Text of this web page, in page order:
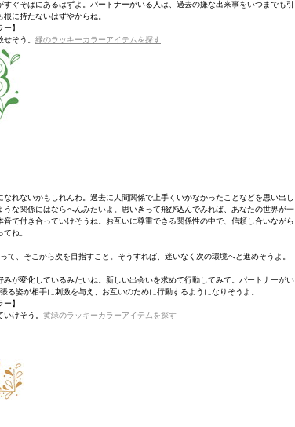
ぐそばにあるはずよ。パートナーがいる人は、過去の嫌な出来事をいつまでも引
に持たないはずやからね。
ー】
そう。 緑のラッキーカラーアイテムを探す
れないかもしれんわ。過去に人間関係で上手くいかなかったことなどを思い出し
な関係にはならへんみたいよ。思いきって飛び込んでみれば、あなたの世界が一
で付き合っていけそうね。お互いに尊重できる関係性の中で、信頼し合いながら
ね。
、そこから次を目指すこと。そうすれば、迷いなく次の環境へと進めそうよ。
が変化しているみたいね。新しい出会いを求めて行動してみて。パートナーがい
姿が相手に刺激を与え、お互いのために行動するようになりそうよ。
ー】
けそう。 黄緑のラッキーカラーアイテムを探す